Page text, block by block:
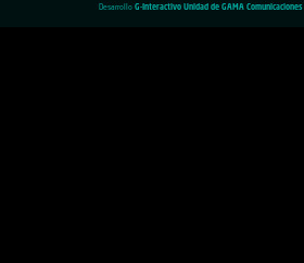
Desarrollo G-Interactivo Unidad de GAMA Comunicaciones